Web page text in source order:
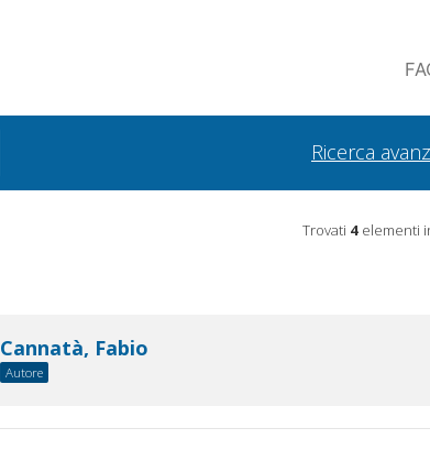
Ricerca
Trovati 4 elementi
Cannatà, Fabio
Autore